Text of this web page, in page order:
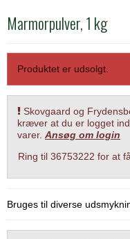
Marmorpulver, 1 kg
Produktet er udsolgt.
Skovgaard og
kræver at du er logget
varer. Ansøg om login
Ring til 36753222 for at
Bruges til diverse